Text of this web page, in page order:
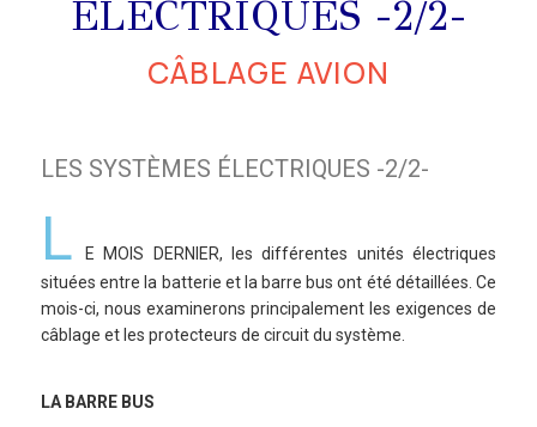
ÉLECTRIQUES -2/2-
CÂBLAGE AVION
LES SYSTÈMES ÉLECTRIQUES -2/2-
L
E MOIS DERNIER, les différentes unités électriques
situées entre la batterie et la barre bus ont été détaillées. Ce
mois-ci, nous examinerons principalement les exigences de
câblage et les protecteurs de circuit du système.
LA BARRE BUS